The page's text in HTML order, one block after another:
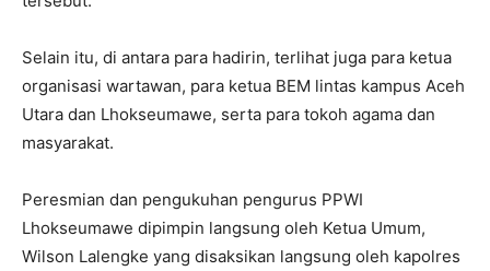
Selain itu, di antara para hadirin, terlihat juga para ketua
organisasi wartawan, para ketua BEM lintas kampus Aceh
Utara dan Lhokseumawe, serta para tokoh agama dan
masyarakat.
Peresmian dan pengukuhan pengurus PPWI
Lhokseumawe dipimpin langsung oleh Ketua Umum,
Wilson Lalengke yang disaksikan langsung oleh kapolres